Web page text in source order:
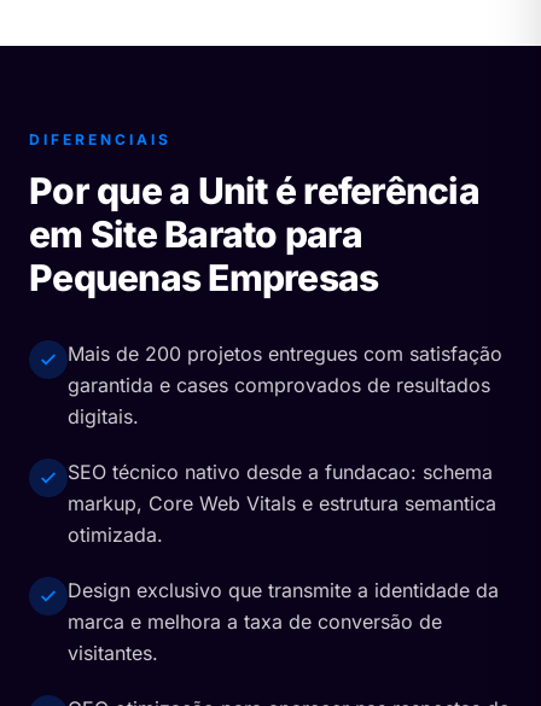
DIFERENCIAIS
Por que a Unit é referência
em Site Barato para
Pequenas Empresas
Mais de 200 projetos entregues com satisfação
garantida e cases comprovados de resultados
digitais.
SEO técnico nativo desde a fundacao: schema
markup, Core Web Vitals e estrutura semantica
otimizada.
Design exclusivo que transmite a identidade da
marca e melhora a taxa de conversão de
visitantes.